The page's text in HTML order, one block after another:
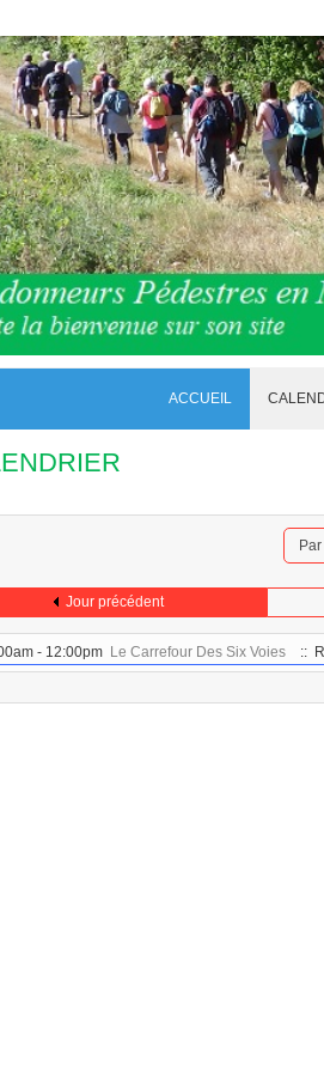
ACCUEIL
Jour précédent
- 12:00pm Le Carrefour Des Six Voies ::